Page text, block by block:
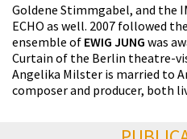
Goldene Stimmgabel, and the
ECHO as well. 2007 followed
ensemble of EWIG JUNG was
Curtain of the Berlin theatre-
Angelika Milster is married to
composer and producer, both